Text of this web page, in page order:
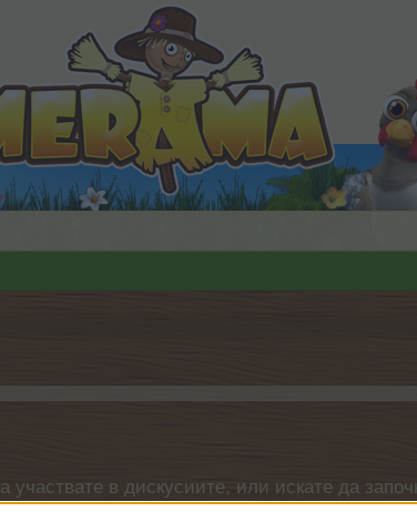
в дискусиите, или искате да
нямате собствен акаунт. Ние очакваме с